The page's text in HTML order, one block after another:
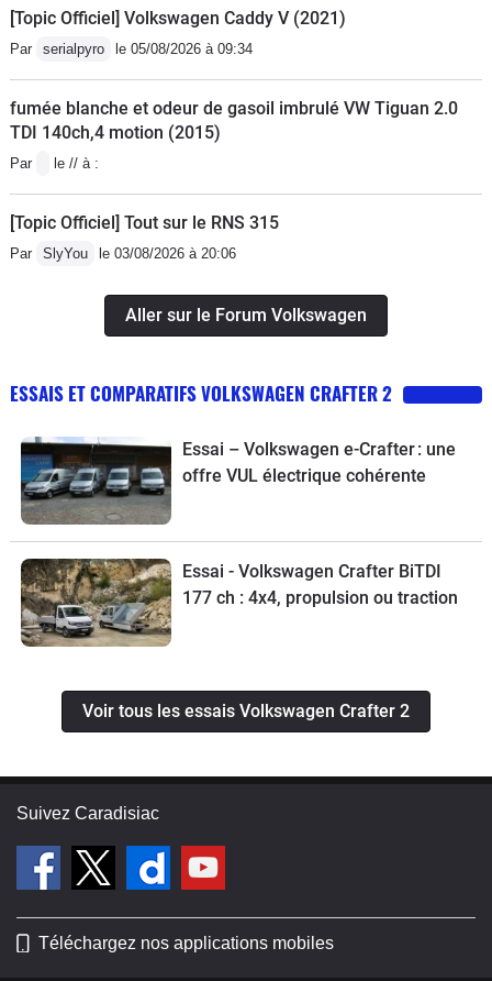
[Topic Officiel] Volkswagen Caddy V (2021)
Par serialpyro le 05/08/2026 à 09:34
fumée blanche et odeur de gasoil imbrulé VW Tiguan 2.0
TDI 140ch,4 motion (2015)
Par le // à :
[Topic Officiel] Tout sur le RNS 315
Par SlyYou le 03/08/2026 à 20:06
Aller sur le Forum Volkswagen
ESSAIS ET COMPARATIFS VOLKSWAGEN CRAFTER 2
Essai – Volkswagen e-Crafter : une
offre VUL électrique cohérente
Essai - Volkswagen Crafter BiTDI
177 ch : 4x4, propulsion ou traction
Voir tous les essais Volkswagen Crafter 2
Suivez Caradisiac
Téléchargez nos applications mobiles